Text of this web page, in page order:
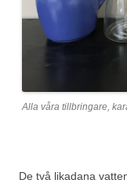
Alla våra tillbringare,
De två likadana